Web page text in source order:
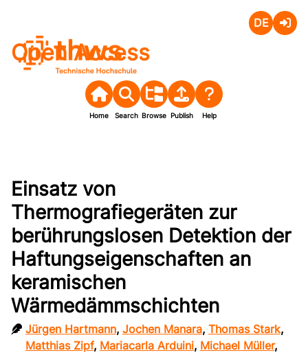
Open Access
Home Search Browse Publish Help
Einsatz von
Thermografiegeräten zur
berührungslosen Detektion der
Haftungseigenschaften an
keramischen
Wärmedämmschichten
Jürgen Hartmann, Jochen Manara, Thomas Stark,
Matthias Zipf, Mariacarla Arduini, Michael Müller,